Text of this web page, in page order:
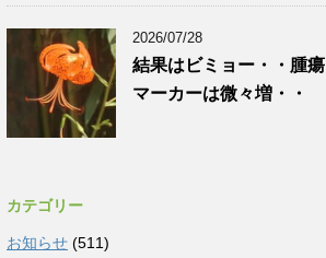
2026/07/28
結果はビミョー・・腫瘍
マーカーは微々増・・
カテゴリー
お知らせ (511)